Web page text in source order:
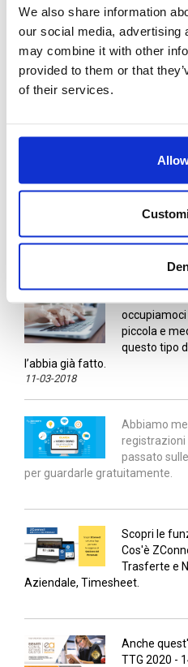
We also share information
our social media, advertising
may combine it with other
provided to them or that
of their services.
TAG
ARTICOLI PIÚ LETTI
piccola e
questo tipo
l’abbia già fatto.
11-03-2018
Abbiamo
registrazioni
passato
per guardarle gratuitamente.
Scopri le
Cos'è
Trasferte e
Aziendale, Timesheet.
Anche
TTG 2020 -